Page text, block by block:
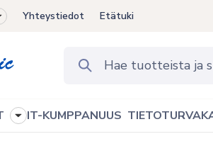
Yhteystiedot Etätuki
Toggle
IT-KUMPPANUUS